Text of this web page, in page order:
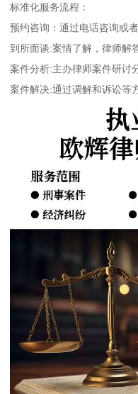
标准化服务流程：
预约咨询：通过电话咨询或
到所面谈:案情了解，律师解
案件分析:主办律师案件研讨
案件解决:通过调解和诉讼等